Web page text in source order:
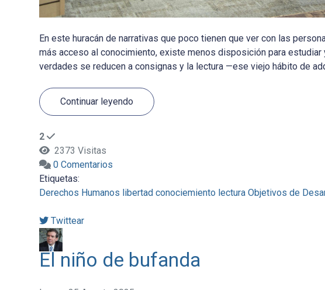
En este huracán de narrativas que poco tienen que ver con las
más acceso al conocimiento, existe menos disposición para
verdades se reducen a consignas y la lectura —ese viejo hábito de
Continuar leyendo
2
2373 Visitas
0 Comentarios
Etiquetas:
Derechos Humanos libertad conociemiento lectura Objetivos de
Twittear
El niño de bufanda